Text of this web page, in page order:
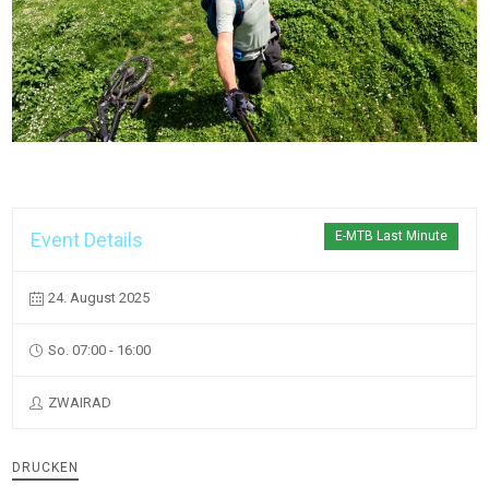
E-MTB Last Minute
Event Details
24. August 2025
So. 07:00 - 16:00
ZWAIRAD
DRUCKEN